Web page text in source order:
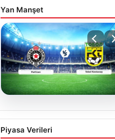
Yan Manşet
06.08.2026
CANLI | Partizan – Tobol
Kostanay Canlı Maç
Piyasa Verileri